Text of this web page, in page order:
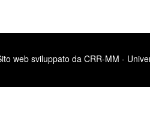
web sviluppato da CRR-MM -